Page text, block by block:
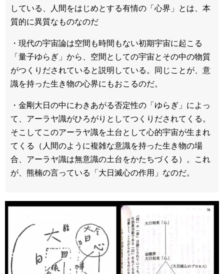
している、人間をはじめとする有情の「心界」とは、本
質的に異質なものなのだ
・現代の宇宙論は空間も時間もない初期宇宙に起こる
「量子ゆらぎ」から、空間としての宇宙とその中の物質
がつくりだされていると説明している。同じことが、意
識を持った生き物の心界にもおこるのだ。
・金剛大日の中にわきあがる否定性の「ゆらぎ」によっ
て、アーラヤ識がひろがりとしてつくりだされてくる。
そこしてこのアーラヤ識を土台として心的宇宙が生まれ
てくる（人間のように複雑な意識を持った生き物の場
合、アーラヤ識は無意識の土台をかたちづくる）。これ
が、熊楠の言っている「大日滅心の作用」なのだ。